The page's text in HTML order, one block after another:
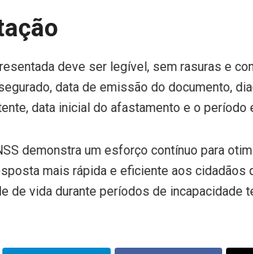
deve ser legível, sem rasuras e
data de emissão do documento,
data inicial do afastamento e o período
demonstra um esforço contínuo para
mais rápida e eficiente aos
de vida durante períodos de incapacidade